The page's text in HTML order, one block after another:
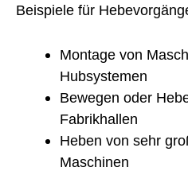
Beispiele für
Montage von
Hubsystemen
Bewegen oder
Fabrikhallen
Heben von sehr
Maschinen